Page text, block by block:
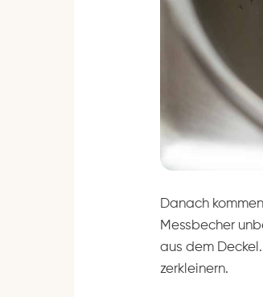
Danach
Messbecher
aus dem
zerkleinern.